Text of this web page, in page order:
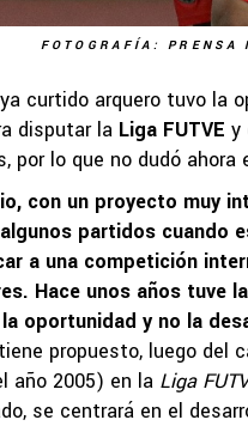
FOTOGRAFÍA: PRENSA
curtido arquero tuvo la
disputar la Liga FUTVE y
por lo que no dudó
con un proyecto muy
partidos cuando
a una competición
Hace unos años
oportunidad y no la
propuesto, luego del
año 2005) en la Liga
se centrará en el